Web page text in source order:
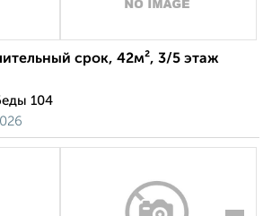
срок, 42м², 3/5 этаж
104